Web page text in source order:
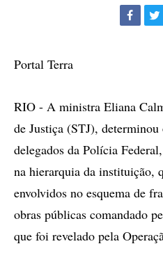
Portal Terra
RIO - A ministra Eliana
de Justiça (STJ),
delegados da Polícia
na hierarquia da instituição,
envolvidos no esquema de
obras públicas comandado
que foi revelado pela